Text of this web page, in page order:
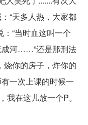
“天多人热，大家都
“当时血这叫一个
成河……”还是那刑法
烧你的房子，炸你的
一次上课的时候一
我在这儿放一个P。